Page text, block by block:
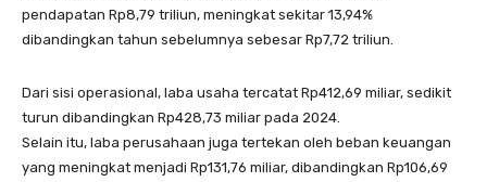
pendapatan Rp8,79 triliun, meningkat sekitar 13,94%
dibandingkan tahun sebelumnya sebesar Rp7,72 triliun.
Dari sisi operasional, laba usaha tercatat Rp412,69 miliar, sedikit
turun dibandingkan Rp428,73 miliar pada 2024.
Selain itu, laba perusahaan juga tertekan oleh beban keuangan
yang meningkat menjadi Rp131,76 miliar, dibandingkan Rp106,69